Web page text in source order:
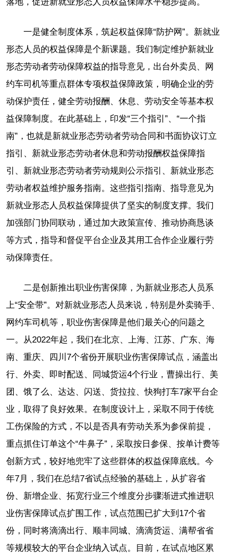
一是健全制度体系，筑起权益保障“防护网”。新就业
形态人员的权益保障是个新课题。我们制定维护新就业
形态劳动者劳动保障权益的指导意见，出台外卖员、网
约车司机等重点群体专项权益保障政策，明确企业的劳
动保护责任，健全劳动报酬、休息、劳动安全等基本权
益保障制度。在此基础上，印发“三个指引”、“一个指
南”，也就是新就业形态劳动者劳动合同和书面协议订立
指引、新就业形态劳动者休息和劳动报酬权益保障指
引、新就业形态劳动者劳动规则公示指引、新就业形态
劳动者权益维护服务指南。这些指引指南、指导意见为
新就业形态人员权益保障提供了坚实的制度支撑。我们
加强部门协同联动，通过加大政策宣传、推动协商恳谈
等方式，指导和督促平台企业及其用工合作企业履行劳
动保障责任。
二是创新推出职业伤害保障，为新就业形态人员系
上“安全带”。对新就业形态人员来说，特别是外卖骑手、
网约车司机等，职业伤害保障是他们最关心的问题之
一。从2022年起，我们在北京、上海、江苏、广东、海
南、重庆、四川7个省份开展职业伤害保障试点，涵盖出
行、外卖、即时配送、同城货运4个行业，曹操出行、美
团、饿了么、达达、闪送、货拉拉、快狗打车7家平台企
业，取得了良好效果。在制度设计上，采取不同于传统
工伤保险的方式，不以是否具有劳动关系为参保前提，
重点抓住订单这个“牛鼻子”，采取按日参保、按单计费等
创新方式，较好地兜牢了这些群体的权益保障底线。今
年7月，我们在总结7省试点经验的基础上，从扩容省
份、新增企业、拓宽行业三个维度分步骤渐进式推进职
业伤害保障试点扩围工作，试点范围已扩大到17个省
份，同时将滴滴出行、顺丰同城、滴滴货运、满帮省省
等规模较大的平台企业纳入试点。目前，在试点地区累